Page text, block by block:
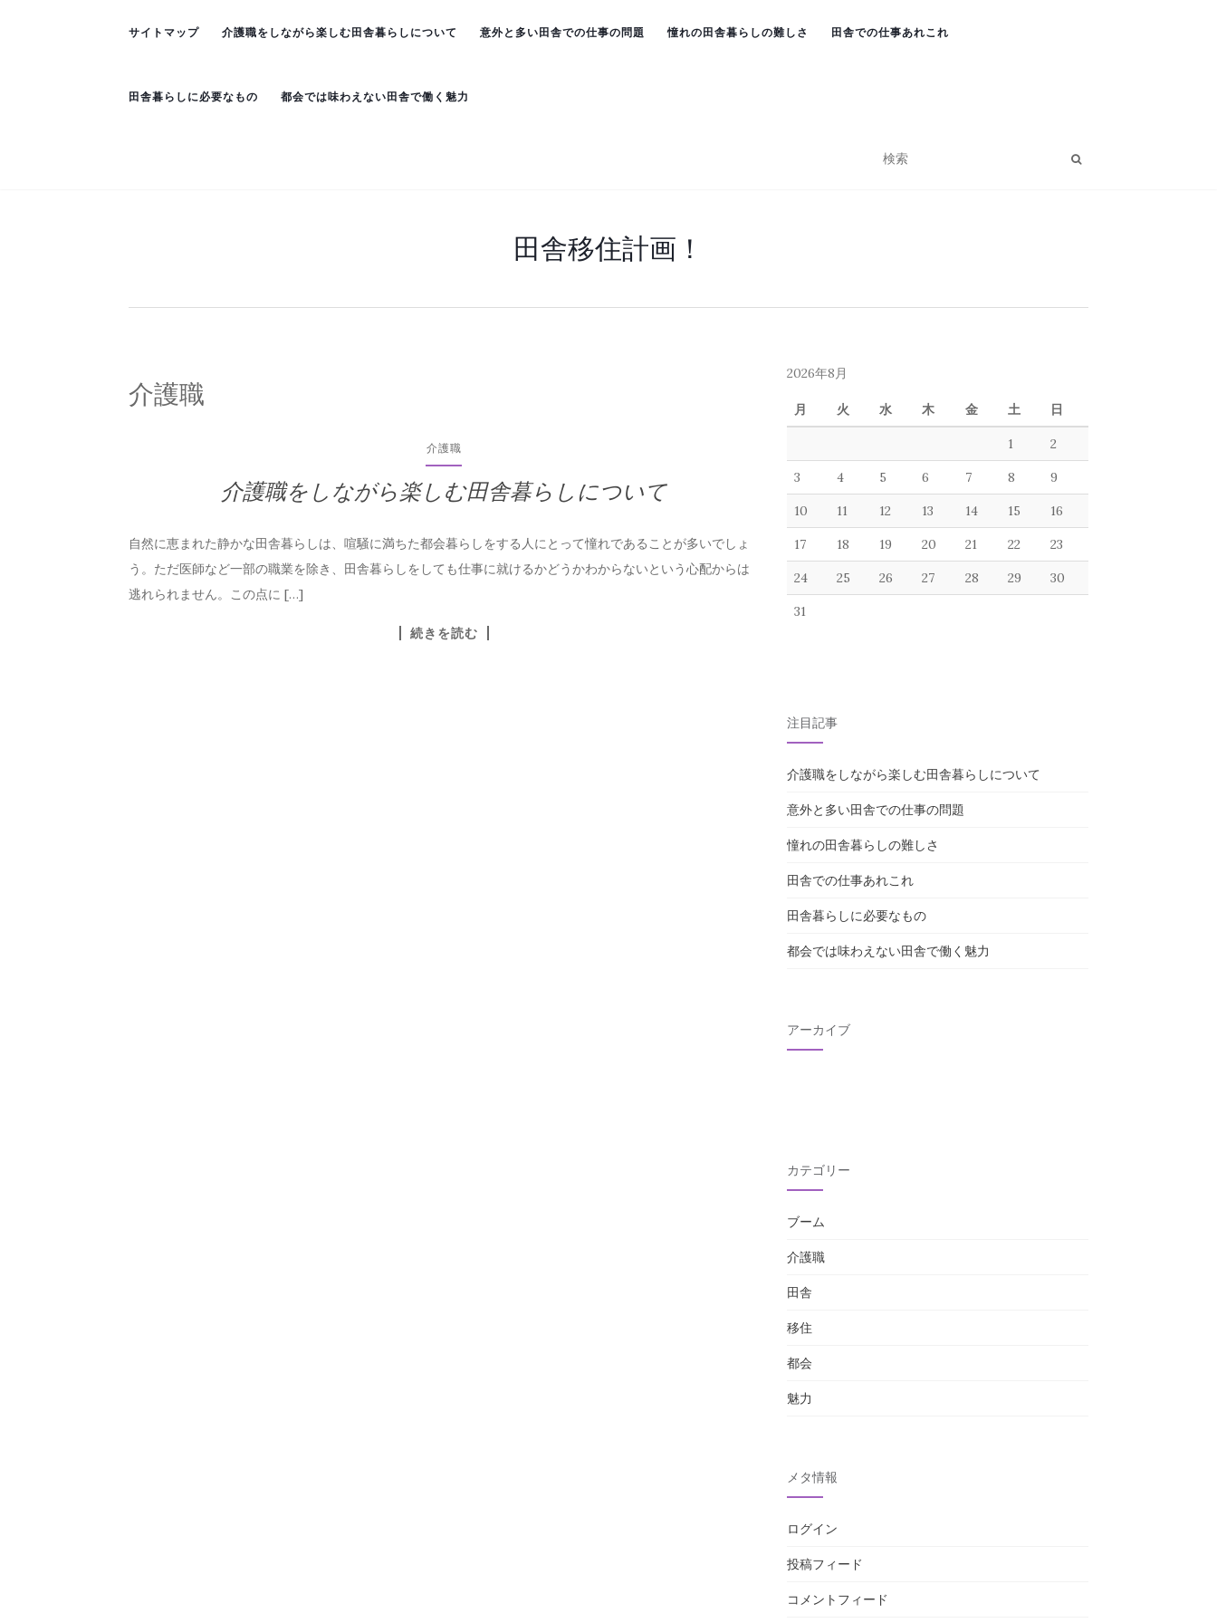
サイトマップ 介護職をしながら楽しむ田舎暮らしについて 意外と多い田舎での仕事の問題 憧れの田舎暮らしの難しさ 田舎での仕事あれこれ
田舎暮らしに必要なもの 都会では味わえない田舎で働く魅力
田舎移住計画！
介護職
介護職
介護職をしながら楽しむ田舎暮らしについて
自然に恵まれた静かな田舎暮らしは、喧騒に満ちた都会暮らしをする人にとって憧れであることが多いでしょ
う。ただ医師など一部の職業を除き、田舎暮らしをしても仕事に就けるかどうかわからないという心配からは
逃れられません。この点に […]
続きを読む
2026年8月
月 火 水 木 金 土 日
1 2
3 4 5 6 7 8 9
10 11 12 13 14 15 16
17 18 19 20 21 22 23
24 25 26 27 28 29 30
31
注目記事
介護職をしながら楽しむ田舎暮らしについて
意外と多い田舎での仕事の問題
憧れの田舎暮らしの難しさ
田舎での仕事あれこれ
田舎暮らしに必要なもの
都会では味わえない田舎で働く魅力
アーカイブ
カテゴリー
ブーム
介護職
田舎
移住
都会
魅力
メタ情報
ログイン
投稿フィード
コメントフィード